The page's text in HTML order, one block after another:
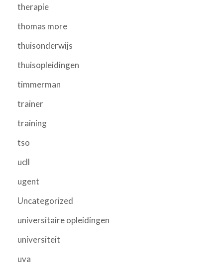
therapie
thomas more
thuisonderwijs
thuisopleidingen
timmerman
trainer
training
tso
ucll
ugent
Uncategorized
universitaire opleidingen
universiteit
uva